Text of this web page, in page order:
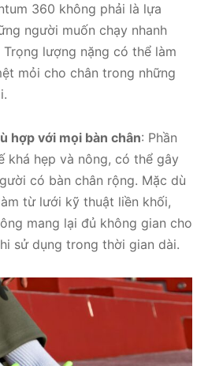
360 không phải là lựa
người muốn chạy nhanh
lượng nặng có thể làm
mỏi cho chân trong những
hợp với mọi bàn chân: Phần
khá hẹp và nông, có thể gây
có bàn chân rộng. Mặc dù
từ lưới kỹ thuật liền khối,
mang lại đủ không gian cho
sử dụng trong thời gian dài.